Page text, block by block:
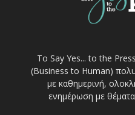
Το Say Yes... to the
(Business to Human)
με καθημερινή,
ενημέρωση με